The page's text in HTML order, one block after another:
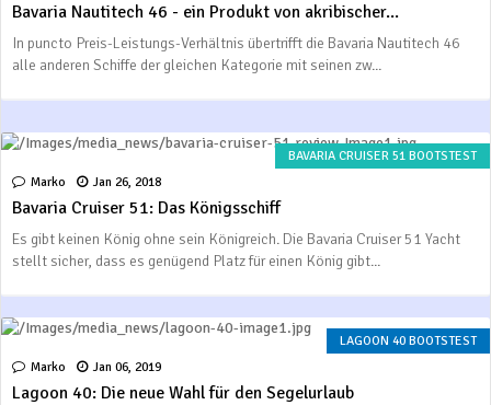
Bavaria Nautitech 46 - ein Produkt von akribischer...
In puncto Preis-Leistungs-Verhältnis übertrifft die Bavaria Nautitech 46
alle anderen Schiffe der gleichen Kategorie mit seinen zw...
BAVARIA CRUISER 51 BOOTSTEST
Marko
Jan 26, 2018
Bavaria Cruiser 51: Das Königsschiff
Es gibt keinen König ohne sein Königreich. Die Bavaria Cruiser 51 Yacht
stellt sicher, dass es genügend Platz für einen König gibt...
LAGOON 40 BOOTSTEST
Marko
Jan 06, 2019
Lagoon 40: Die neue Wahl für den Segelurlaub